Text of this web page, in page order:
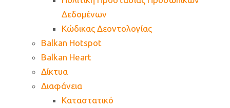
Δεδομένων
Κώδικας Δεοντολογίας
Balkan Hotspot
Balkan Heart
Δίκτυα
Διαφάνεια
Καταστατικό